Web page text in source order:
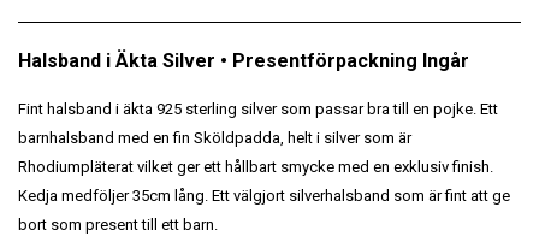
Halsband i Äkta Silver • Presentförpackning Ingår
Fint halsband i äkta 925 sterling silver som passar bra till en pojke. Ett
barnhalsband med en fin Sköldpadda, helt i silver som är
Rhodiumpläterat vilket ger ett hållbart smycke med en exklusiv finish.
Kedja medföljer 35cm lång. Ett välgjort silverhalsband som är fint att ge
bort som present till ett barn.